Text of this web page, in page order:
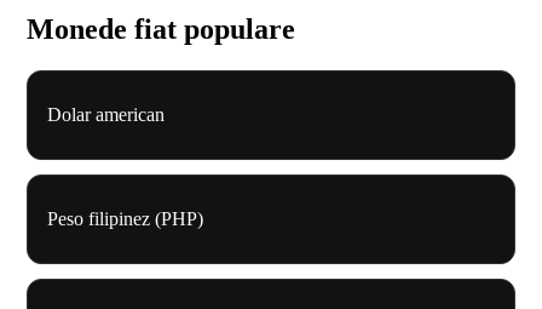
Monede fiat populare
Dolar american
Peso filipinez (PHP)